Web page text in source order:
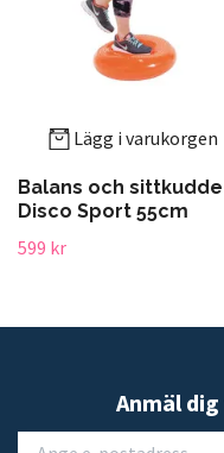
Lägg i varukorgen
Balans och sittkudde
Disco Sport 55cm
599 kr
Anmäl